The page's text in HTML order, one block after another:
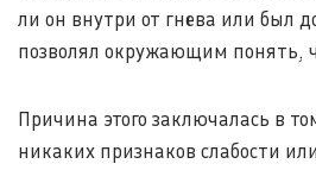
ли он внутри от гнева или был
позволял окружающим понять,
Причина этого заключалась в
никаких признаков слабости